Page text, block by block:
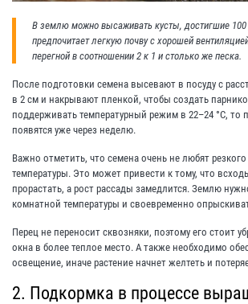
В землю можно высаживать кусты, достигшие
предпочитает легкую почву с хорошей
перегной в соотношении 2 к 1 и столько же песка.
После подготовки семена высевают в посуду с
в 2 см и накрывают пленкой, чтобы создать
поддерживать температурный режим в 22–24 °С, то
появятся уже через неделю.
Важно отметить, что семена очень не любят
температуры. Это может привести к тому, что
прорастать, а рост рассады замедлится. Землю
комнатной температуры и своевременно
Перец не переносит сквозняки, поэтому его стоит
окна в более теплое место. А также необходимо
освещение, иначе растение начнет желтеть и
2. Подкормка в процессе